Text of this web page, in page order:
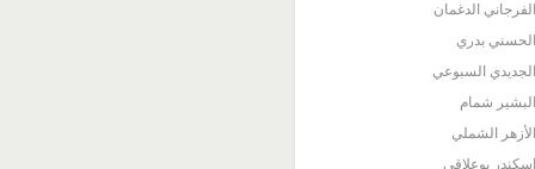
الفرجاني الدغمان
الحسني بدري
الجديدي السبوعي
البشير شمام
الأزهر الشملي
اسكندر بوعلاقي